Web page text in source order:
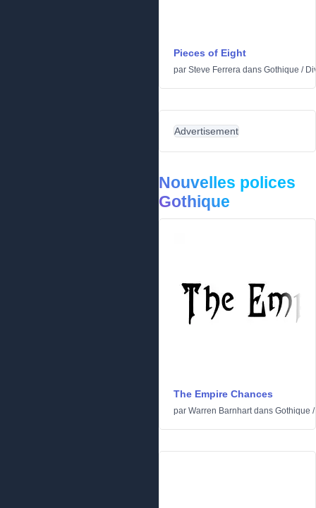
Pieces of Eight
par Steve Ferrera dans Gothique /
Advertisement
Nouvelles polices
Gothique
The Empire Chances
par Warren Barnhartdans Gothique /